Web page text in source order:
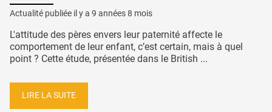
Actualité publiée il y a 9 années 8 mois
L'attitude des pères envers leur paternité affecte le
comportement de leur enfant, c’est certain, mais à quel
point ? Cette étude, présentée dans le British ...
LIRE LA SUITE